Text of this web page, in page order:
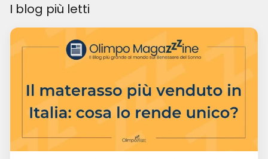
I blog più letti